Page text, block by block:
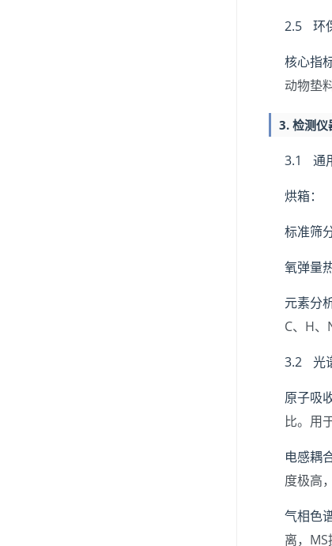
2.5 环
核心指标
动物垫
3. 检测仪
3.1 通
烘箱：
标准筛
氧弹量
元素分
C、H、
3.2 光
原子吸
比。用
电感耦
度极高
气相色
离，MS